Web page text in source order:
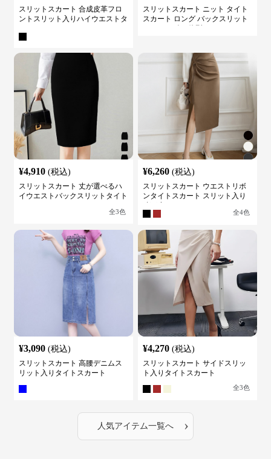
スリットスカート 合成皮革フロ
ントスリット入りハイウエストタ
スリットスカート ニット タイト
スカート ロング バックスリット
¥4,910 (税込)
スリットスカート 丈が選べるハ
イウエストバックスリットタイト
全3色
¥6,260 (税込)
スリットスカート ウエストリボ
ンタイトスカート スリット入り
全4色
¥3,090 (税込)
スリットスカート 高腰デニムス
リット入りタイトスカート
¥4,270 (税込)
スリットスカート サイドスリッ
ト入りタイトスカート
全3色
人気アイテム一覧へ ›